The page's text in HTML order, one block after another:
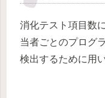
消化テスト項目数
当者ごとのプログ
検出するために用い